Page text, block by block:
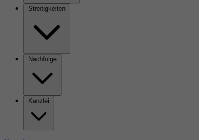
Streitigkeiten
Nachfolge
Kanzlei